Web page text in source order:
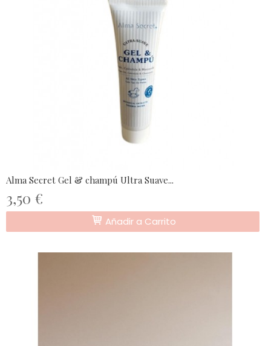
Alma Secret Gel & champú Ultra Suave...
3,50 €
Añadir a Carrito